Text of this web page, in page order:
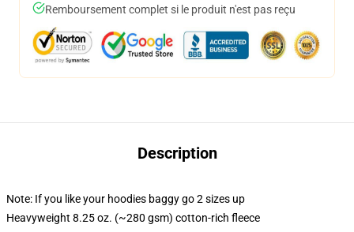
Remboursement complet si le produit n'est pas reçu
Description
Note: If you like your hoodies baggy go 2 sizes up
Heavyweight 8.25 oz. (~280 gsm) cotton-rich fleece